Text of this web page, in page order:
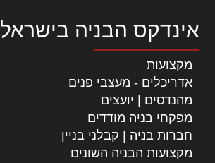
אינדקס הבניה בישראל
מקצועות
אדריכלים - מעצבי פנים
מהנדסים | יועצים
מפקחי בניה מודדים
חברות בניה | קבלני בניין
מקצועות הבניה השונים